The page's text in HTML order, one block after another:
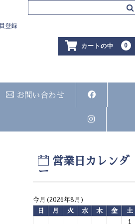
登録
カートの中 0
お問い合わせ
営業日カレンダ
ー
今月(2026年8月)
日
月 火 水 木 金
土
1